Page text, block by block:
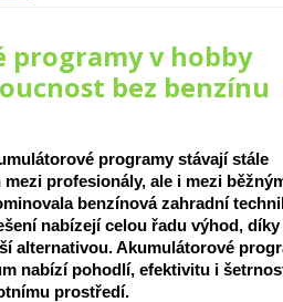
v hobby
bez benzínu
programy stávají stále
profesionály, ale i mezi
benzínová zahradní
nabízejí celou řadu výhod,
alternativou. Akumulátorové
nabízí pohodlí, efektivitu i
prostředí.